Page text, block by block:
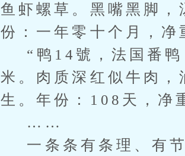
鱼虾螺草。黑嘴黑脚，
份：一年零十个月，净
“鸭14號，法国番鸭
米。肉质深红似牛肉，
生。年份：108天，净
……
一条条有条理、有节